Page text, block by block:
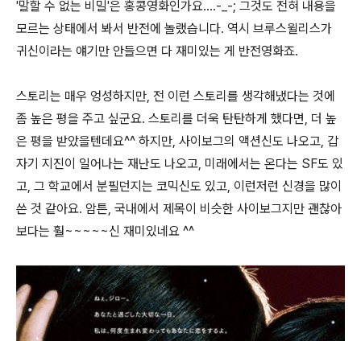
'말할 수 없는 비밀'은 홍콩영화인가요....-_-; 그것도 전혀 내용을
모르는 상태에서 봐서 반전에 놀랬습니다. 역시 브루스윌리스가
귀신이라는 얘기만 안들으면 다 재미있는 게 반전영화죠.
스토리는 매우 엉성하지만, 전 이런 스토리를 생각해냈다는 것에
좀 높은 평을 주고 싶군요. 스토리를 더욱 탄탄하게 했다면, 더 높
은 평을 받았을텐데요^^ 하지만, 사이보그의 액션신도 나오고, 갑
자기 지진이 일어나는 재난도 나오고, 미래에서는 온다는 SF도 있
고, 그 학교에서 분필던지는 코믹신도 있고, 이런저런 신경을 많이
쓴 것 같아요. 암튼, 국내에서 제목이 비슷한 사이보그지만 괜찮아
보다는 훨~~~~~신 재미있네요 ^^